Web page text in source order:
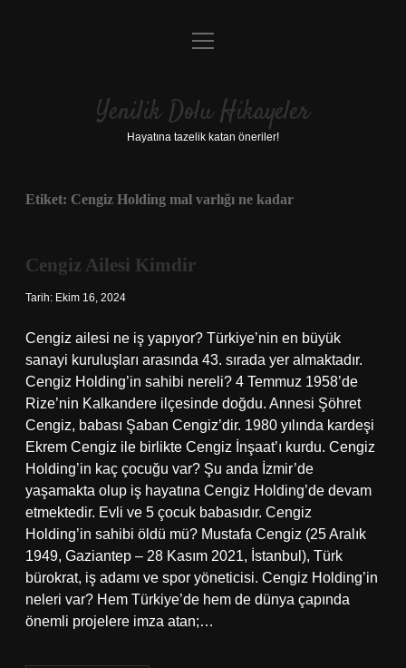
Anasayfa
Yasal Uyarı
menüyü
Yenilik Dolu Hikayeler
Hayatına tazelik katan öneriler!
Etiket: Cengiz Holding mal varlığı ne kadar
Cengiz Ailesi Kimdir
Tarih: Ekim 16, 2024
Cengiz ailesi ne iş yapıyor? Türkiye’nin en büyük
sanayi kuruluşları arasında 43. sırada yer almaktadır.
Cengiz Holding’in sahibi nereli? 4 Temmuz 1958’de
Rize’nin Kalkandere ilçesinde doğdu. Annesi Şöhret
Cengiz, babası Şaban Cengiz’dir. 1980 yılında kardeşi
Ekrem Cengiz ile birlikte Cengiz İnşaat’ı kurdu. Cengiz
Holding’in kaç çocuğu var? Şu anda İzmir’de
yaşamakta olup iş hayatına Cengiz Holding’de devam
etmektedir. Evli ve 5 çocuk babasıdır. Cengiz
Holding’in sahibi öldü mü? Mustafa Cengiz (25 Aralık
1949, Gaziantep – 28 Kasım 2021, İstanbul), Türk
bürokrat, iş adamı ve spor yöneticisi. Cengiz Holding’in
neleri var? Hem Türkiye’de hem de dünya çapında
önemli projelere imza atan;…